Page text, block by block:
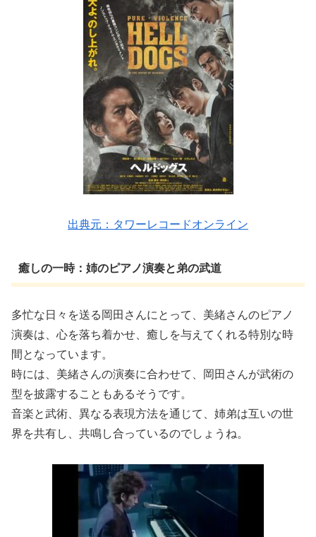
出典元：タワーレコードオンライン
癒しの一時：姉のピアノ演奏と弟の武道
多忙な日々を送る岡田さんにとって、美緒さんのピアノ
演奏は、心を落ち着かせ、癒しを与えてくれる特別な時
間となっています。
時には、美緒さんの演奏に合わせて、岡田さんが武術の
型を披露することもあるそうです。
音楽と武術、異なる表現方法を通じて、姉弟は互いの世
界を共有し、共鳴し合っているのでしょうね。